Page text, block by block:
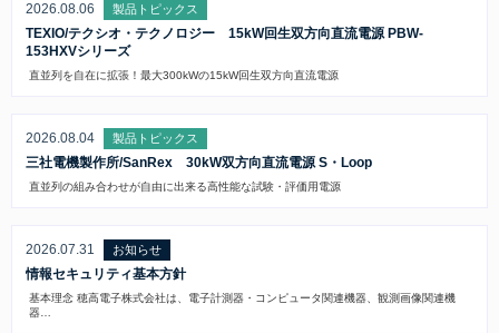
2026.08.06 製品トピックス
TEXIO/テクシオ・テクノロジー 15kW回生双方向直流電源 PBW-
153HXVシリーズ
直並列を自在に拡張！最大300kWの15kW回生双方向直流電源
2026.08.04 製品トピックス
三社電機製作所/SanRex 30kW双方向直流電源 S・Loop
直並列の組み合わせが自由に出来る高性能な試験・評価用電源
2026.07.31 お知らせ
情報セキュリティ基本方針
基本理念 穂高電子株式会社は、電子計測器・コンピュータ関連機器、観測画像関連機
器…